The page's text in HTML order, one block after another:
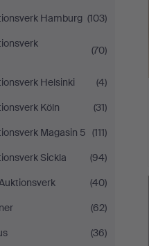
Hamburg (103)
(70)
Helsinki
(4)
Köln
(31)
Magasin 5 (111)
Sickla
(94)
(40)
(62)
(36)